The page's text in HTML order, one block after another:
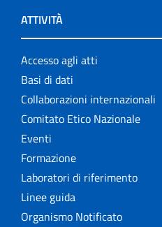
ATTIVITÀ
Accesso agli atti
Basi di dati
Collaborazioni internazionali
Comitato Etico Nazionale
Eventi
Formazione
Laboratori di riferimento
Linee guida
Organismo Notificato